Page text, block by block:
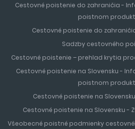
Cestovné poistenie do zahraničia -
poistnom
Cestovné poistenie do
Sadzby cestovného
Cestovné poistenie – prehlad krytia
Cestovné poistenie na Slovensku -
poistnom
Cestovné poistenie na
Cestovné poistenie na Slovensku -
Všeobecné poistné podmienky